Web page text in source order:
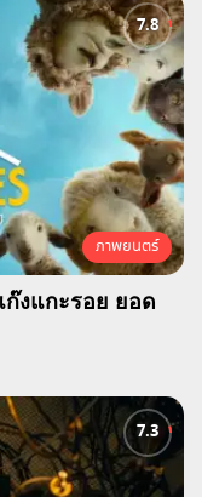
ภาพยนตร์
ก๊งแกะรอย ยอด